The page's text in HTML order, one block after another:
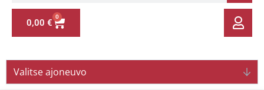
0,00 €
0
Valitse ajoneuvo